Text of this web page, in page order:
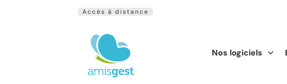
Accès à distance
Nos logiciels